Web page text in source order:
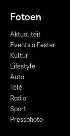
Fotoen
Aktualitéit
Events a Fester
Kultur
Lifestyle
Auto
Télé
Radio
Sport
Pressphoto